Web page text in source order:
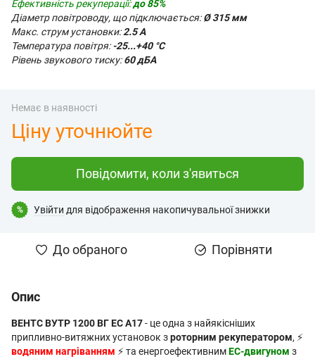
Ефективність рекуперації:до 85%
Діаметр повітроводу, що підключається:Ø 315 мм
Макс. струм установки:2.5 А
Температура повітря:-25...+40 °С
Рівень звукового тиску:60 дБА
Немає в наявності
Ціну уточнюйте
Повідомити, коли з'явиться
% Увійти для відображення накопичувальної знижки
До обраного Порівняти
Опис
ВЕНТС ВУТР 1200 ВГ EC А17- це одна з найякісніших
припливно-витяжних установок зроторним рекуператором, ⚡
водяним нагріванням ⚡ та енергоефективнимEC-двигуном з